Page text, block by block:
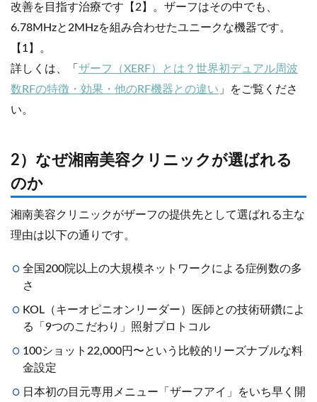
改善を目指す治療です【2】。ザーフはその中でも、
6.78MHzと2MHzを組み合わせたユニークな機器です。
【1】。
詳しくは、「 ザーフ（XERF）とは？世界初デュアル周波
数RFの特徴・効果・他のRF機器との違い 」をご覧くださ
い。
2）なぜ湘南美容クリニックが選ばれる
のか
湘南美容クリニックがザーフの提供先として選ばれる主な
理由は以下の通りです。
全国200院以上の大規模ネットワークによる症例数の多
さ
KOL（キーオピニオンリーダー）医師との技術研鑽によ
る「9つのこだわり」照射プロトコル
100ショット22,000円〜という比較的リーズナブルな料
金設定
日本初の目元専用メニュー「ザーフアイ」をいち早く開